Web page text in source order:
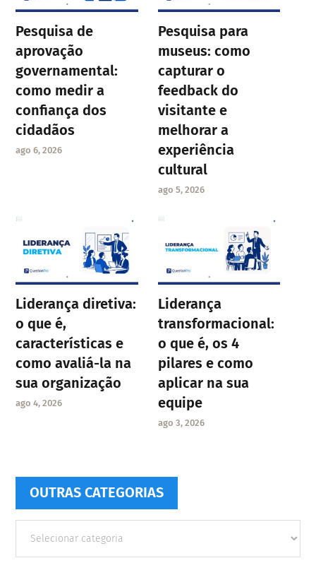
Pesquisa de
aprovação
governamental:
como medir a
confiança dos
cidadãos
ago 6, 2026
Pesquisa para
museus: como
capturar o
feedback do
visitante e
melhorar a
experiência
cultural
ago 5, 2026
Liderança diretiva:
o que é,
características e
como avaliá-la na
sua organização
ago 4, 2026
Liderança
transformacional:
o que é, os 4
pilares e como
aplicar na sua
equipe
ago 3, 2026
OUTRAS CATEGORIAS
Categorias